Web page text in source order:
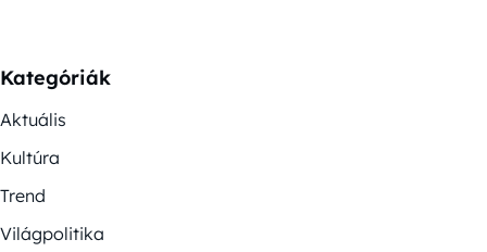
Kategóriák
Aktuális
Kultúra
Trend
Világpolitika